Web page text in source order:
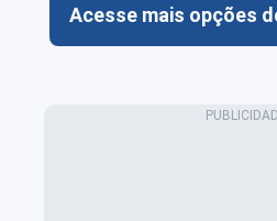
Acesse mais opções